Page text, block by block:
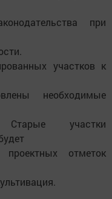
при
участков к
необходимые
Старые участки
отметок